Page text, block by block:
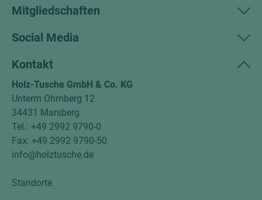
Mitgliedschaften
Social Media
Kontakt
Holz-Tusche GmbH & Co. KG
Unterm Ohmberg 12
34431 Marsberg
Tel.: +49 2992 9790-0
Fax: +49 2992 9790-50
info@holztusche.de
Standorte